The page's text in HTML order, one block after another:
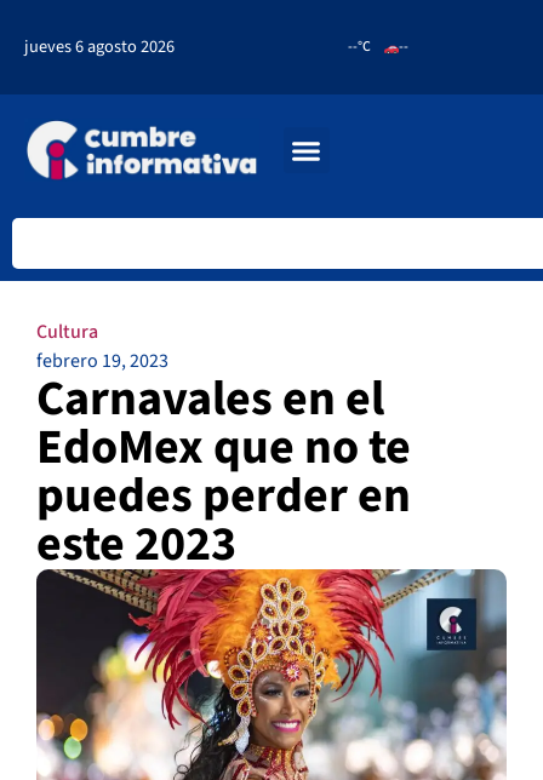
jueves 6 agosto 2026 --°C --
Cultura
febrero 19, 2023
Carnavales en el
EdoMex que no te
puedes perder en
este 2023